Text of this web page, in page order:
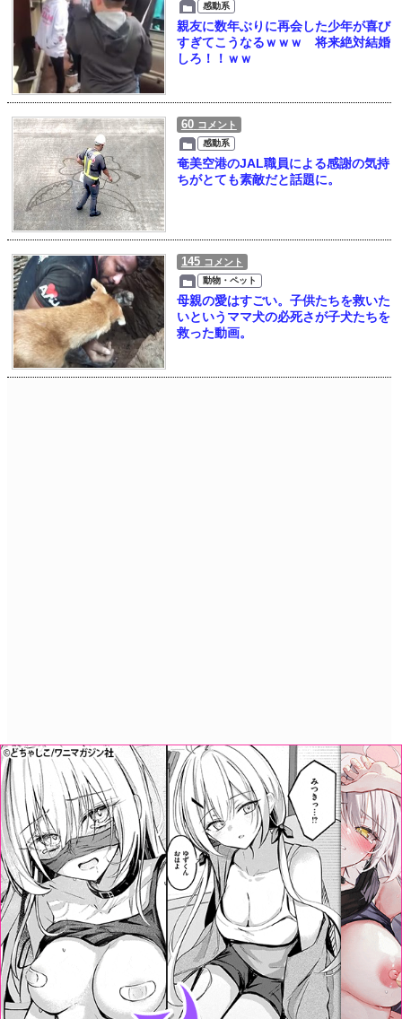
感動系
親友に数年ぶりに再会した少年が喜び
すぎてこうなるｗｗｗ 将来絶対結婚
しろ！！ｗｗ
60 コメント
感動系
奄美空港のJAL職員による感謝の気持
ちがとても素敵だと話題に。
145 コメント
動物・ペット
母親の愛はすごい。子供たちを救いた
いというママ犬の必死さが子犬たちを
救った動画。